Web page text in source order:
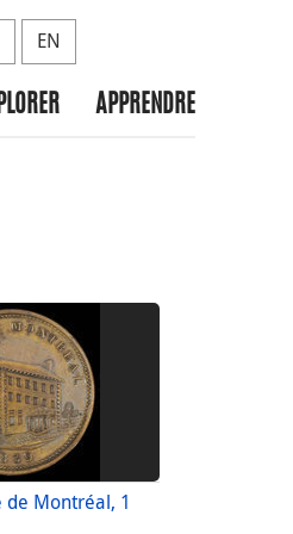
EN
APPRENDRE
de Montréal, 1